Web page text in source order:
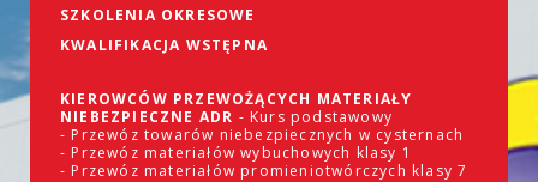
SZKOLENIA OKRESOWE
KWALIFIKACJA WSTĘPNA
KIEROWCÓW PRZEWOŻĄCYCH MATERIAŁY
NIEBEZPIECZNE ADR - Kurs podstawowy
- Przewóz towarów niebezpiecznych w cysternach
- Przewóz materiałów wybuchowych klasy 1
- Przewóz materiałów promieniotwórczych klasy 7